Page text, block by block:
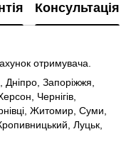
Консультація
отримувача.
Дніпро, Запоріжжя,
Чернігів,
Житомир, Суми,
Луцьк,